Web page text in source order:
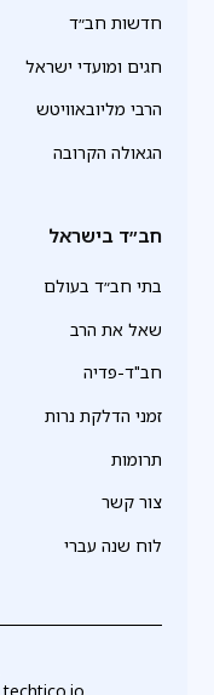
חדשות חב״ד
חגים ומועדי ישראל
הרבי מליובאוויטש
הגאולה הקרובה
חב״ד בישראל
בתי חב״ד בעולם
שאל את הרב
חב"ד-פדיה
זמני הדלקת נרות
תרומות
צור קשר
לוח שנה עברי